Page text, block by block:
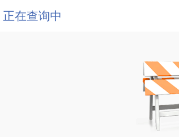
正在查询中